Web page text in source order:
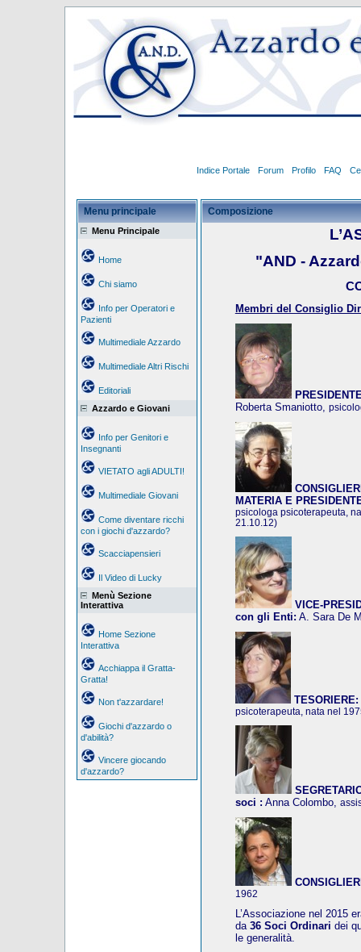
Indice Portale Forum Profilo FAQ
Menu principale
Menu Principale
Home
Chi siamo
Info per Operatori e
Pazienti
Multimediale Azzardo
Multimediale Altri Rischi
Editoriali
Azzardo e Giovani
Info per Genitori e
Insegnanti
VIETATO agli ADULTI!
Multimediale Giovani
Come diventare ricchi
con i giochi d'azzardo?
Scacciapensieri
Il Video di Lucky
Menù Sezione
Interattiva
Home Sezione
Interattiva
Acchiappa il Gratta-
Gratta!
Non t'azzardare!
Giochi d'azzardo o
d'abilità?
Vincere giocando
d'azzardo?
Composizione
"AND -
Membri del Consiglio
Roberta Smaniotto,
MATERIA E
psicologa psicoterapeuta,
21.10.12)
VICE-
con gli Enti: A. Sara De
TESORIERE:
psicoterapeuta, nata nel
soci : Anna Colombo,
1962
L’Associazione nel 2015
da 36 Soci Ordinari dei
le generalità.